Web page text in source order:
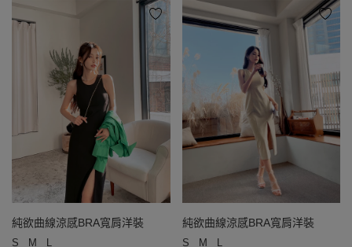
純欲曲線涼感BRA寬肩洋裝
S M
純欲曲線涼感BRA寬肩洋裝
S M